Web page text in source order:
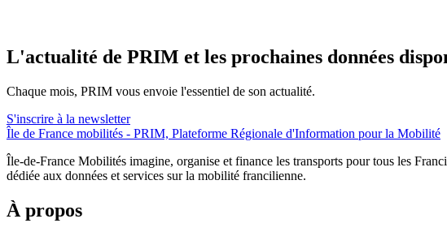
L'actualité de PRIM et les prochaines données
Chaque mois, PRIM vous envoie l'essentiel de son actualité.
S'inscrire à la newsletter
Île de France mobilités - PRIM, Plateforme Régionale d'Information pour la Mobilité
Île-de-France Mobilités imagine, organise et finance les transports pour tous les
dédiée aux données et services sur la mobilité francilienne.
À propos